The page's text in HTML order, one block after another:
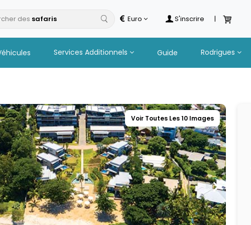
des Euro S'inscrire |
Services Additionnels Guide Rodrigues
Voir Toutes Les 10 Images